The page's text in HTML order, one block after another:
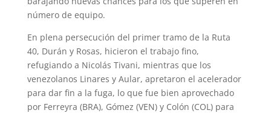
número de equipo.
En plena persecución del primer tramo de la Ruta
40, Durán y Rosas, hicieron el trabajo fino,
refugiando a Nicolás Tivani, mientras que los
venezolanos Linares y Aular, apretaron el acelerador
para dar fin a la fuga, lo que fue bien aprovechado
por Ferreyra (BRA), Gómez (VEN) y Colón (COL) para